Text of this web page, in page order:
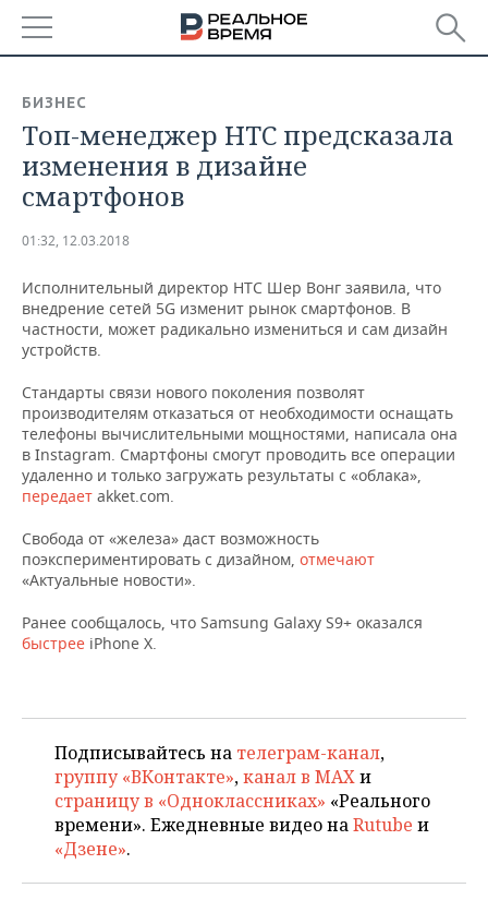
БАШКОРТОСТАН
ТАТАРСТАН
НОВОСТИ
АНАЛИТИКА
ДЕКЛАРАЦИИ О ДОХОДАХ
КОРОЛИ ГОСЗАКАЗА ПФО
КОМУ ПРИНАДЛЕЖАТ
ТОРГОВЫЕ ЦЕНТРЫ
ТАТАРСТАНА
НОВОСТИ ЭКОНОМИКИ
ФИНАНСЫ
БЮДЖЕТ
ИНВЕСТИЦИИ
ПРОМЫШЛЕННОСТЬ
НОВОСТИ
ПРОМЫШЛЕННОСТИ
АГРОПРОМ
МАШИНОСТРОЕНИЕ
НЕФТЕХИМИЯ
НЕФТЬ
ОПК
ЭНЕРГЕТИКА
НЕДВИЖИМОСТЬ
НОВОСТИ АВТО
БИЗНЕС
НОВОСТИ БИЗНЕСА
РОЗНИЧНАЯ ТОРГОВЛЯ
ТРАНСПОРТ
УСЛУГИ
ТЕХНОЛОГИИ
НОВОСТИ ТЕХНОЛОГИЙ
IT
МЕДИА
МЕРОПРИЯТИЯ
НОВОСТИ МЕРОПРИЯТИЙ
ВЫЕЗДНАЯ РЕДАКЦИЯ
ОТКРЫТАЯ ЛЕКЦИЯ
СПОРТ
НОВОСТИ СПОРТА
БАСКЕТБОЛ
ВОЛЕЙБОЛ
КИБЕРСПОРТ
ОБЩЕСТВО
ИНФРАСТРУКТУРА
ИСТОРИЯ
КУЛЬТУРА
СПРАВОЧНИК
СПИСОК ПЕРСОН
СПИСОК КОМПАНИЙ
ПОЛНАЯ ВЕРСИЯ
БИЗНЕС
Топ-менеджер HTC предсказала
изменения в дизайне
смартфонов
01:32, 12.03.2018
Исполнительный директор HTC Шер Вонг заявила, что
внедрение сетей 5G изменит рынок смартфонов. В
частности, может радикально измениться и сам дизайн
устройств.
Стандарты связи нового поколения позволят
производителям отказаться от необходимости оснащать
телефоны вычислительными мощностями, написала она
в Instagram. Смартфоны смогут проводить все операции
удаленно и только загружать результаты с «облака»,
передает akket.com.
Свобода от «железа» даст возможность
поэкспериментировать с дизайном, отмечают
«Актуальные новости».
Ранее сообщалось, что Samsung Galaxy S9+ оказался
быстрее iPhone X.
Подписывайтесь на телеграм-канал,
группу «ВКонтакте»,канал в MAXи
страницу в «Одноклассниках» «Реального
времени». Ежедневные видео наRutube и
«Дзене».